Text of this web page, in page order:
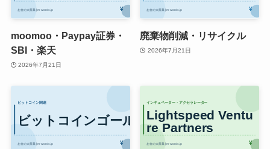
moomoo・Paypay証券・
SBI・楽天
2026年7月21日
廃棄物削減・リサイクル
2026年7月21日